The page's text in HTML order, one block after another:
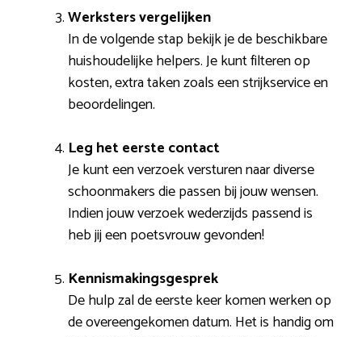
Werksters vergelijken
In de volgende stap bekijk je de beschikbare
huishoudelijke helpers. Je kunt filteren op
kosten, extra taken zoals een strijkservice en
beoordelingen.
Leg het eerste contact
Je kunt een verzoek versturen naar diverse
schoonmakers die passen bij jouw wensen.
Indien jouw verzoek wederzijds passend is
heb jij een poetsvrouw gevonden!
Kennismakingsgesprek
De hulp zal de eerste keer komen werken op
de overeengekomen datum. Het is handig om